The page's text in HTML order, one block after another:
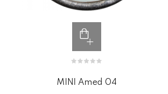
MINI Amed 04